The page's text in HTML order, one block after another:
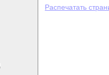
Распечатать